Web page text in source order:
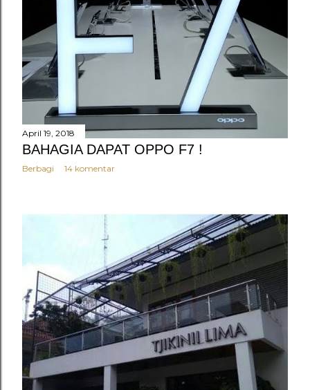
April 19, 2018
BAHAGIA DAPAT OPPO F7 !
Berbagi 14 komentar